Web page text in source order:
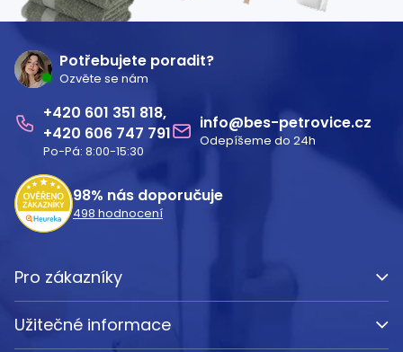
Potřebujete poradit?
Ozvěte se nám
601 351 818
606 747 791
Po-Pá: 8:00-15:30
info@bes-petrovice.cz
Odepíšeme do 24h
98% nás doporučuje
498 hodnocení
Pro zákazníky
Užitečné informace